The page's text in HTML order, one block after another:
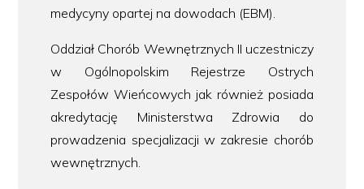
medycyny opartej na dowodach (EBM).
Oddział Chorób Wewnętrznych II uczestniczy
w Ogólnopolskim Rejestrze Ostrych
Zespołów Wieńcowych jak również posiada
akredytację Ministerstwa Zdrowia do
prowadzenia specjalizacji w zakresie chorób
wewnętrznych.